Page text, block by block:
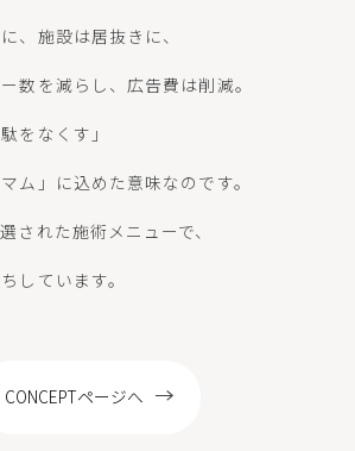
、施設は居抜きに、
数を減らし、広告費は削減。
をなくす」
ム」に込めた意味なのです。
された施術メニューで、
しています。
CONCEPTページへ